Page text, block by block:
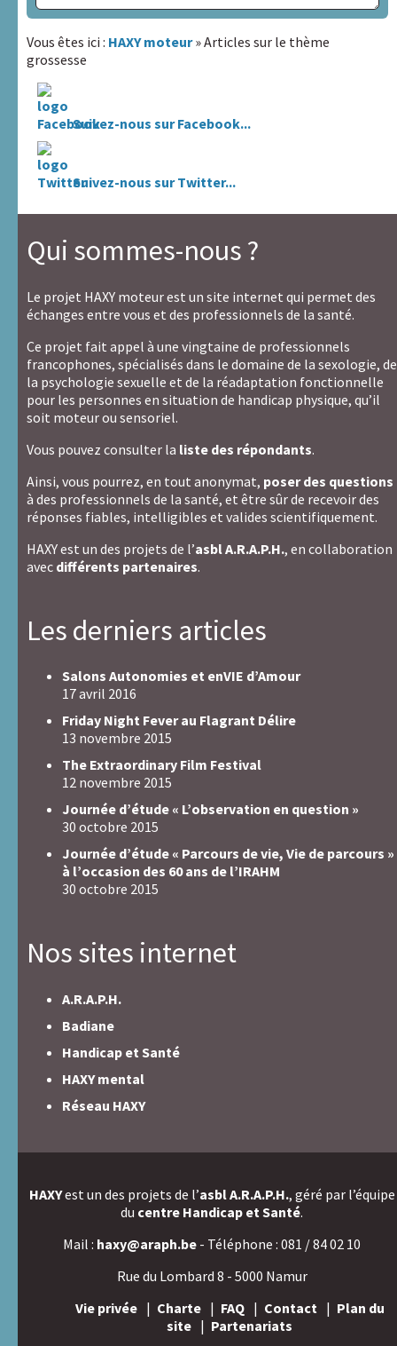
Sujet
Lien avec la personne dont vous parlez :
Nom / Pseudo
Email(ne sera pas publié)*
Je confirme avoir plus de 18 ans et avoir lu les
conditions générales
Recevoir une copie du message
Pour
envoyer
ce
formulaire,
saisissez
rien
dans
champ
Pour
envoyer
ce
formulaire,
ne
cochez
pas
case.
Envoyer
Vous êtes ici : HAXY moteur» Articles sur le thème
grossesse
Suivez-nous sur Facebook...
Suivez-nous sur Twitter...
Qui sommes-nous ?
Le projet HAXY moteur est un site internet qui permet des
échanges entre vous et des professionnels de la santé.
Ce projet fait appel à une vingtaine de professionnels
francophones, spécialisés dans le domaine de la sexologie, de
la psychologie sexuelle et de la réadaptation fonctionnelle
pour les personnes en situation de handicap physique, qu’il
soit moteur ou sensoriel.
Vous pouvez consulter la liste des répondants.
Ainsi, vous pourrez, en tout anonymat, poser des questions
à des professionnels de la santé, et être sûr de recevoir des
réponses fiables, intelligibles et valides scientifiquement.
HAXY est un des projets de l’asbl A.R.A.P.H., en collaboration
avec différents partenaires.
Les derniers articles
Salons Autonomies et enVIE d’Amour
17 avril 2016
Friday Night Fever au Flagrant Délire
13 novembre 2015
The Extraordinary Film Festival
12 novembre 2015
Journée d’étude « L’observation en question »
30 octobre 2015
Journée d’étude « Parcours de vie, Vie de parcours »
à l’occasion des 60 ans de l’IRAHM
30 octobre 2015
Nos sites internet
A.R.A.P.H.
Badiane
Handicap et Santé
HAXY mental
Réseau HAXY
HAXYest un des projets de l’asbl A.R.A.P.H., géré par l’équipe
du centre Handicap et Santé.
Mail : haxy@araph.be - Téléphone : 081 / 84 02 10
Rue du Lombard 8 - 5000 Namur
Vie privée
Charte FAQ Contact
Plan du
site
Partenariats